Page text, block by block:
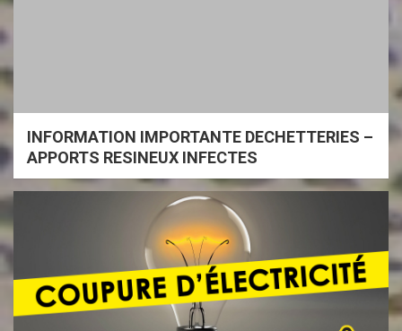
INFORMATION IMPORTANTE DECHETTERIES –
APPORTS RESINEUX INFECTES